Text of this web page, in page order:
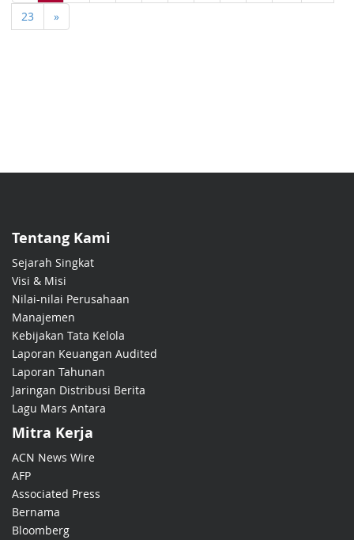
23
»
Tentang Kami
Sejarah Singkat
Visi & Misi
Nilai-nilai Perusahaan
Manajemen
Kebijakan Tata Kelola
Laporan Keuangan Audited
Laporan Tahunan
Jaringan Distribusi Berita
Lagu Mars Antara
Mitra Kerja
ACN News Wire
AFP
Associated Press
Bernama
Bloomberg